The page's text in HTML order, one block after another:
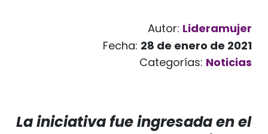
Autor: Lideramujer
Fecha: 28 de enero de 2021
Categorías: Noticias
La iniciativa fue ingresada en el